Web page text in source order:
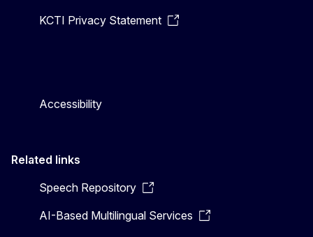
KCTI Privacy Statement
Accessibility
Related links
Speech Repository
AI-Based Multilingual Services